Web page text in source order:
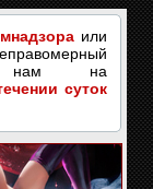
или
нам на
суток